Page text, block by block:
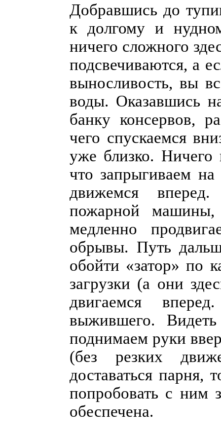
Добравшись до
к долгому и
ничего сложного
подсвечиваются, а
выносливость, вы
воды. Оказавшись
банку консервов,
чего спускаемся
уже близко. Ничего
что запрыгиваем
движемся
пожарной машины,
медленно
обрывы. Путь
обойти «затор» по
загрузки (а они
двигаемся
выжившего.
поднимаем руки
(без резких
доставаться парня,
попробовать с ним
обеспечена.